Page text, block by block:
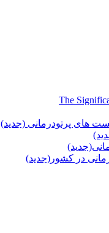
های پرتودرمانی (جدید)
در کشور(جدید)